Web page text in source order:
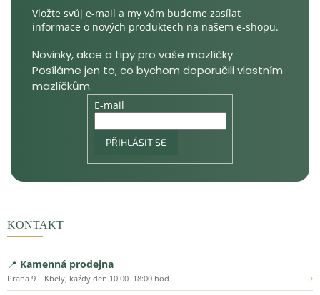
Vložte svůj e-mail a my vám budeme zasílat
informace o nových produktech na našem e-shopu.
E-mail
PŘIHLÁSIT SE
KONTAKT
📍 Kamenná prodejna
Praha 9 – Kbely, každý den 10:00–18:00 hod
›